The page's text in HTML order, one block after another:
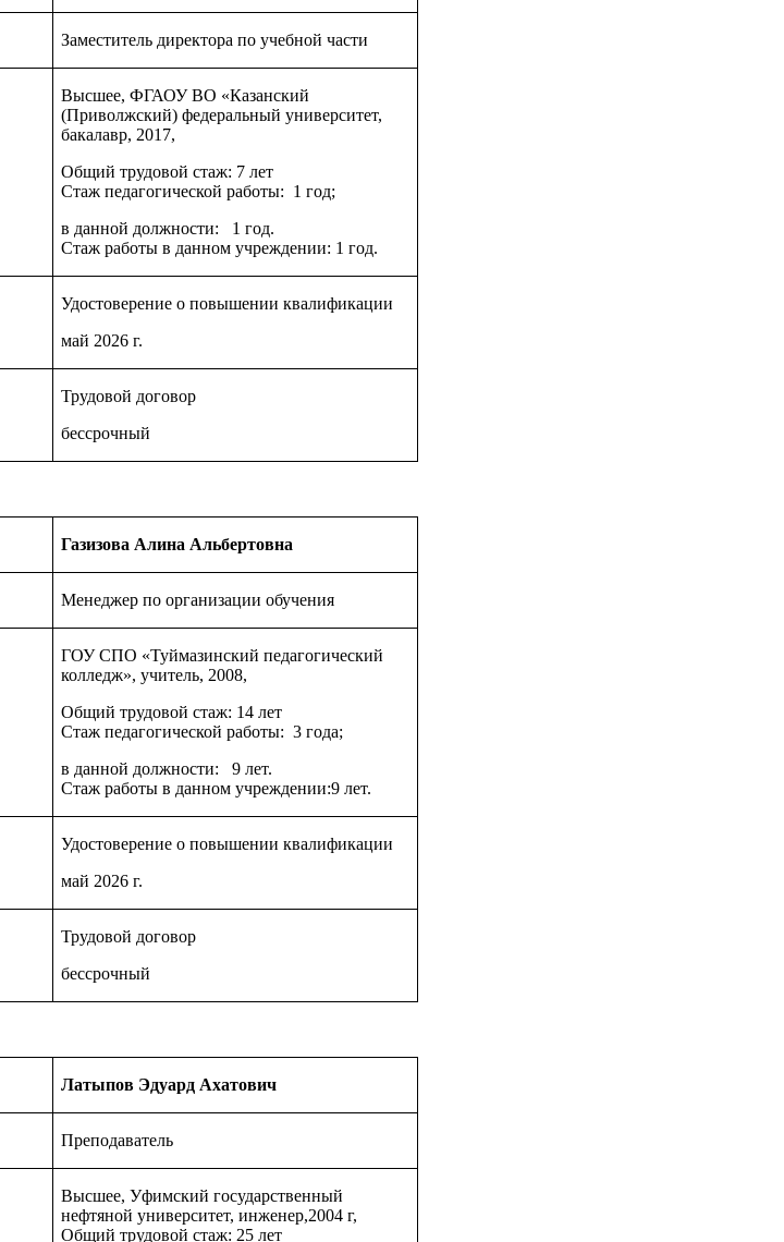
Заместитель директора по учебной части
Высшее, ФГАОУ ВО «Казанский
(Приволжский) федеральный университет,
бакалавр, 2017,
Общий трудовой стаж: 7 лет
Стаж педагогической работы: 1 год;
в данной должности: 1 год.
Стаж работы в данном учреждении: 1 год.
Удостоверение о повышении квалификации
май 2026 г.
Трудовой договор
бессрочный
Газизова Алина Альбертовна
Менеджер по организации обучения
ГОУ СПО «Туймазинский педагогический
колледж», учитель, 2008,
Общий трудовой стаж: 14 лет
Стаж педагогической работы: 3 года;
в данной должности: 9 лет.
Стаж работы в данном учреждении:9 лет.
Удостоверение о повышении квалификации
май 2026 г.
Трудовой договор
бессрочный
Латыпов Эдуард Ахатович
Преподаватель
Высшее, Уфимский государственный
нефтяной университет, инженер,2004 г,
Общий трудовой стаж: 25 лет